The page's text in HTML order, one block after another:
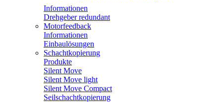
Informationen
Drehgeber redundant
Motorfeedback
Informationen
Einbaulösungen
Schachtkopierung
Produkte
Silent Move
Silent Move light
Silent Move Compact
Seilschachtkopierung